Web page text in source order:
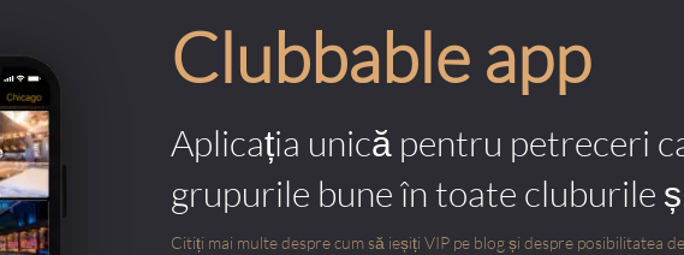
Clubbable app
Aplicația unică pentru petreceri
grupurile bune în toate cluburile
Citiți mai multe despre cum să ieșiți VIP pe blog și despre posibilitatea